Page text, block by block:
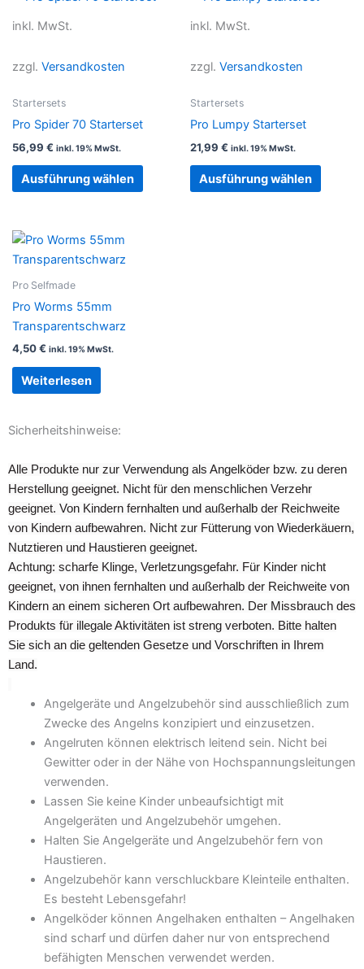
inkl. MwSt.
zzgl. Versandkosten
Startersets
Pro Spider 70 Starterset
56,99 € inkl. 19% MwSt.
Ausführung wählen
Varianten
Optionen
der
inkl. MwSt.
zzgl. Versandkosten
Startersets
Pro Lumpy Starterset
21,99 € inkl. 19% MwSt.
Ausführung wählen
der
Pro Selfmade
Pro Worms 55mm
Transparentschwarz
4,50€ inkl. 19% MwSt.
Weiterlesen
Sicherheitshinweise:
Alle Produkte nur zur Verwendung als Angelköder bzw. zu deren
Herstellung geeignet. Nicht für den menschlichen Verzehr
geeignet. Von Kindern fernhalten und außerhalb der Reichweite
von Kindern aufbewahren. Nicht zur Fütterung von Wiederkäuern,
Nutztieren und Haustieren geeignet.
Achtung: scharfe Klinge, Verletzungsgefahr. Für Kinder nicht
geeignet, von ihnen fernhalten und außerhalb der Reichweite von
Kindern an einem sicheren Ort aufbewahren. Der Missbrauch des
Produkts für illegale Aktivitäten ist streng verboten. Bitte halten
Sie sich an die geltenden Gesetze und Vorschriften in Ihrem
Land.
Angelgeräte und Angelzubehör sind ausschließlich zum
Zwecke des Angelns konzipiert und einzusetzen.
Angelruten können elektrisch leitend sein. Nicht bei
Gewitter oder in der Nähe von Hochspannungsleitungen
verwenden.
Lassen Sie keine Kinder unbeaufsichtigt mit
Angelgeräten und Angelzubehör umgehen.
Halten Sie Angelgeräte und Angelzubehör fern von
Haustieren.
Angelzubehör kann verschluckbare Kleinteile enthalten.
Es besteht Lebensgefahr!
Angelköder können Angelhaken enthalten – Angelhaken
sind scharf und dürfen daher nur von entsprechend
befähigten Menschen verwendet werden.